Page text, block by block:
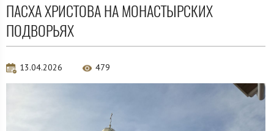
ПАСХА ХРИСТОВА НА МОНАСТЫРСКИХ
ПОДВОРЬЯХ
13.04.2026 479